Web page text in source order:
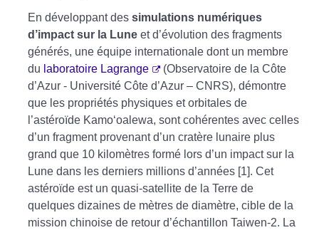
En développant des simulations numériques
d’impact sur la Lune et d’évolution des fragments
générés, une équipe internationale dont un membre
du laboratoire Lagrange
(Observatoire de la Côte
d’Azur - Université Côte d’Azur – CNRS), démontre
que les propriétés physiques et orbitales de
l’astéroïde Kamo‘oalewa, sont cohérentes avec celles
d’un fragment provenant d’un cratère lunaire plus
grand que 10 kilomètres formé lors d’un impact sur la
Lune dans les derniers millions d’années [1]. Cet
astéroïde est un quasi-satellite de la Terre de
quelques dizaines de mètres de diamètre, cible de la
mission chinoise de retour d’échantillon Taiwen-2. La